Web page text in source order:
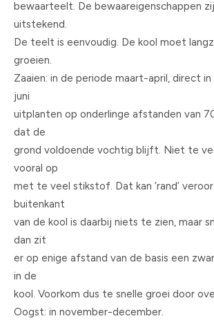
bewaarteelt. De bewaareigenschappen
uitstekend.
De teelt is eenvoudig. De kool moet
groeien.
Zaaien: in de periode maart-april, direct
juni
uitplanten op onderlinge afstanden van
dat de
grond voldoende vochtig blijft. Niet te
vooral op
met te veel stikstof. Dat kan ‘rand’
buitenkant
van de kool is daarbij niets te zien, maar
dan zit
er op enige afstand van de basis een
in de
kool. Voorkom dus te snelle groei door
Oogst: in november-december.